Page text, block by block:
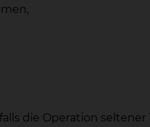
die Operation